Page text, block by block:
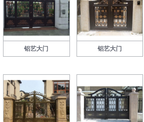
铝艺大门 铝艺大门